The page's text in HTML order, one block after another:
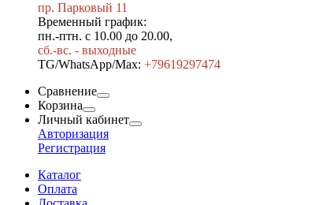
пр. Парковый 11
Временный график:
пн.-птн. с 10.00 до 20.00,
сб.-вс. - выходные
TG/WhatsApp/Max: +79619297474
Сравнение
Корзина
Личный кабинет
Авторизация
Регистрация
Каталог
Оплата